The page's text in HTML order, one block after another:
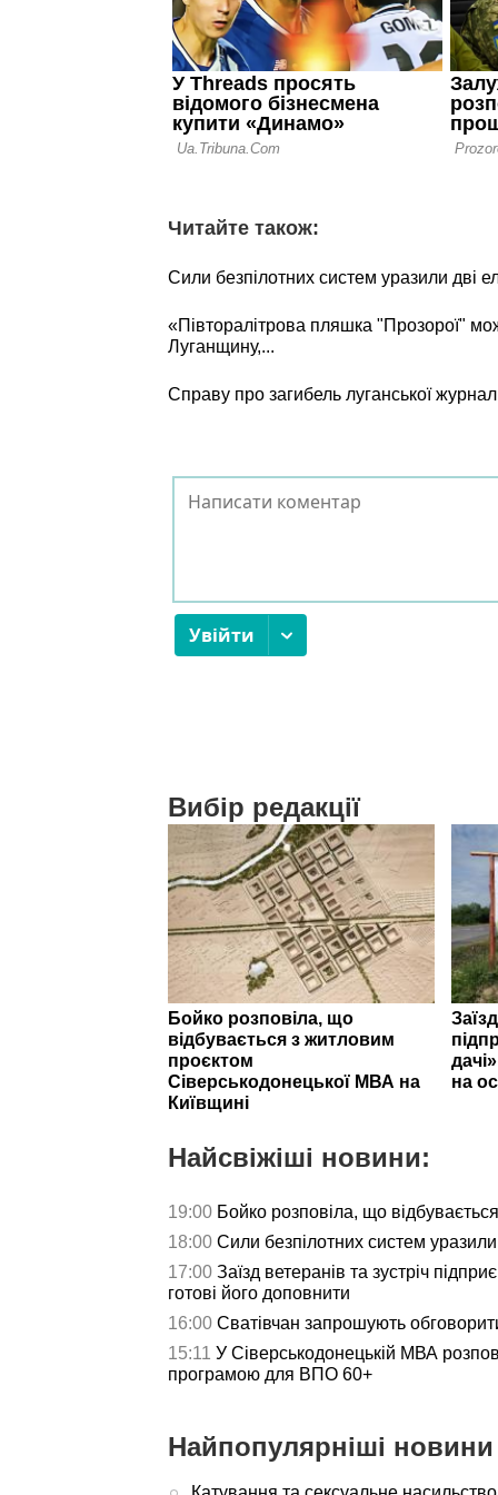
Читайте також:
Сили безпілотних систем уразили дві
«Півторалітрова пляшка "Прозорої"
Луганщину,...
Справу про загибель луганської
Вибір редакції
Бойко розповіла, що
відбувається з житловим
проєктом
Сіверськодонецької МВА на
Київщині
на
Найсвіжіші новини:
19:00 Бойко розповіла, що
18:00 Сили безпілотних систем
17:00 Заїзд ветеранів та зустріч
готові його доповнити
16:00 Сватівчан запрошують
15:11 У Сіверськодонецькій МВА
програмою для ВПО 60+
Найпопулярніші